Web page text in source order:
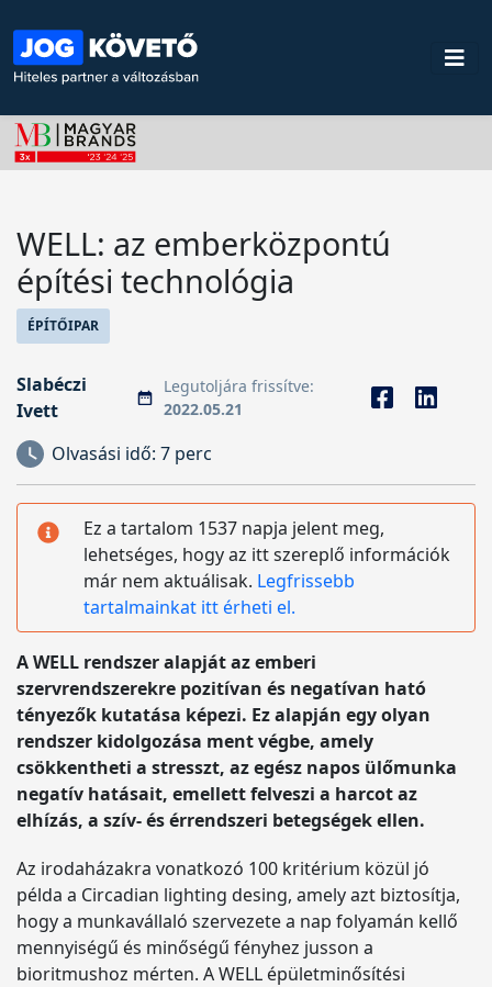
WELL: az emberközpontú
építési technológia
ÉPÍTŐIPAR
Slabéczi
Ivett
Legutoljára frissítve:
2022.05.21
Olvasási idő: 7 perc
Ez a tartalom 1537 napja jelent meg,
lehetséges, hogy az itt szereplő információk
már nem aktuálisak. Legfrissebb
tartalmainkat itt érheti el.
A WELL rendszer alapját az emberi
szervrendszerekre pozitívan és negatívan ható
tényezők kutatása képezi. Ez alapján egy olyan
rendszer kidolgozása ment végbe, amely
csökkentheti a stresszt, az egész napos ülőmunka
negatív hatásait, emellett felveszi a harcot az
elhízás, a szív- és érrendszeri betegségek ellen.
Az irodaházakra vonatkozó 100 kritérium közül jó
példa a Circadian lighting desing, amely azt biztosítja,
hogy a munkavállaló szervezete a nap folyamán kellő
mennyiségű és minőségű fényhez jusson a
bioritmushoz mérten. A WELL épületminősítési